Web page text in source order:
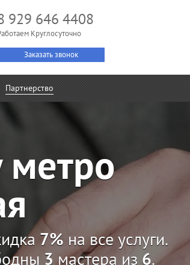
929 646 4408
Круглосуточно
Заказать звонок
Партнерство
метро
7% на все услуги.
3 мастера из 6.